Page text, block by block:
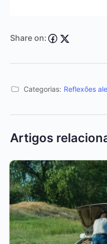
Share on:
Categorias: Reflexões
Artigos